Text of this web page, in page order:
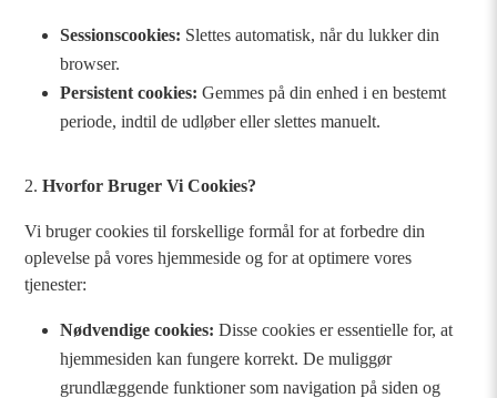
Sessionscookies: Slettes automatisk, når du lukker din
browser.
Persistent cookies: Gemmes på din enhed i en bestemt
periode, indtil de udløber eller slettes manuelt.
Hvorfor Bruger Vi Cookies?
Vi bruger cookies til forskellige formål for at forbedre din
oplevelse på vores hjemmeside og for at optimere vores
tjenester:
Nødvendige cookies: Disse cookies er essentielle for, at
hjemmesiden kan fungere korrekt. De muliggør
grundlæggende funktioner som navigation på siden og